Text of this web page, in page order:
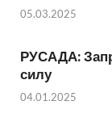
05.03.2025
РУСАДА:
силу
04.01.2025